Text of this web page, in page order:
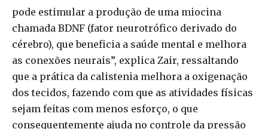
pode estimular a produção de uma miocina
chamada BDNF (fator neurotrófico derivado do
cérebro), que beneficia a saúde mental e melhora
as conexões neurais”, explica Zair, ressaltando
que a prática da calistenia melhora a oxigenação
dos tecidos, fazendo com que as atividades físicas
sejam feitas com menos esforço, o que
consequentemente ajuda no controle da pressão